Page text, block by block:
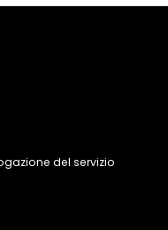
del servizio